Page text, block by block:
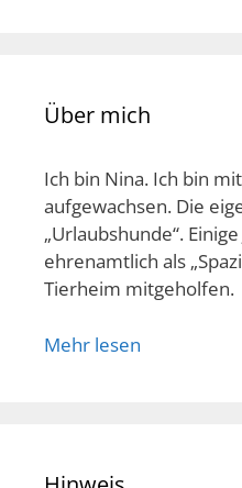
Über mich
Ich bin Nina. Ich bin
aufgewachsen. Die
„Urlaubshunde“.
ehrenamtlich als
Tierheim mitgeholfen.
Mehr lesen